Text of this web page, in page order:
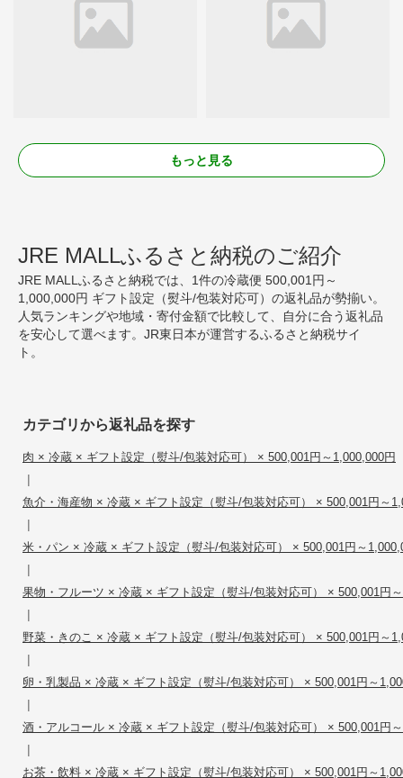
もっと見る
JRE MALLふるさと納税のご紹介
JRE MALLふるさと納税では、1件の冷蔵便 500,001円～
1,000,000円 ギフト設定（熨斗/包装対応可）の返礼品が勢揃い。
人気ランキングや地域・寄付金額で比較して、自分に合う返礼品
を安心して選べます。JR東日本が運営するふるさと納税サイ
ト。
カテゴリから返礼品を探す
肉 × 冷蔵 × ギフト設定（熨斗/包装対応可） × 500,001円～1,000,000円
|
魚介・海産物 × 冷蔵 × ギフト設定（熨斗/包装対応可） × 500,001円～
|
米・パン × 冷蔵 × ギフト設定（熨斗/包装対応可） × 500,001円～
|
果物・フルーツ × 冷蔵 × ギフト設定（熨斗/包装対応可） × 500,001円
|
野菜・きのこ × 冷蔵 × ギフト設定（熨斗/包装対応可） × 500,001円～
|
卵・乳製品 × 冷蔵 × ギフト設定（熨斗/包装対応可） × 500,001円～
|
酒・アルコール × 冷蔵 × ギフト設定（熨斗/包装対応可） × 500,001円
|
お茶・飲料 × 冷蔵 × ギフト設定（熨斗/包装対応可） × 500,001円～